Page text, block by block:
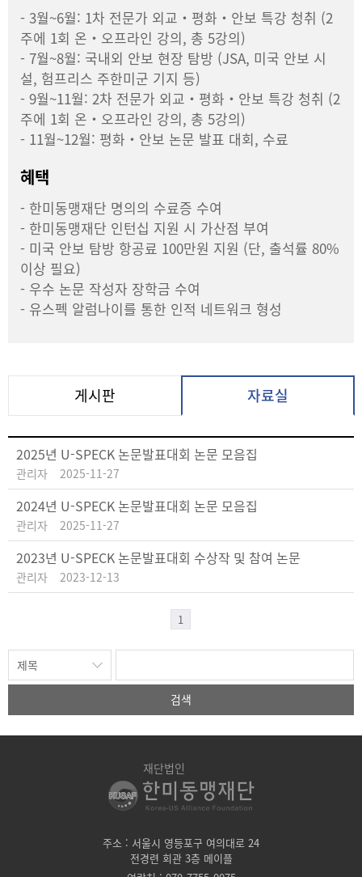
- 3월~6월: 1차 전문가 외교・평화・안보 특강 청취 (2
주에 1회 온・오프라인 강의, 총 5강의)
- 7월~8월: 국내외 안보 현장 탐방 (JSA, 미국 안보 시
설, 험프리스 주한미군 기지 등)
- 9월~11월: 2차 전문가 외교・평화・안보 특강 청취 (2
주에 1회 온・오프라인 강의, 총 5강의)
- 11월~12월: 평화・안보 논문 발표 대회, 수료
혜택
- 한미동맹재단 명의의 수료증 수여
- 한미동맹재단 인턴십 지원 시 가산점 부여
- 미국 안보 탐방 항공료 100만원 지원 (단, 출석률 80%
이상 필요)
- 우수 논문 작성자 장학금 수여
- 유스펙 알럼나이를 통한 인적 네트워크 형성
게시판 자료실
2025년 U-SPECK 논문발표대회 논문 모음집
관리자 2025-11-27
2024년 U-SPECK 논문발표대회 논문 모음집
관리자 2025-11-27
2023년 U-SPECK 논문발표대회 수상작 및 참여 논문
관리자 2023-12-13
1
검색
재단법인
주소 : 서울시 영등포구 여의대로 24
전경련 회관 3층 메이플